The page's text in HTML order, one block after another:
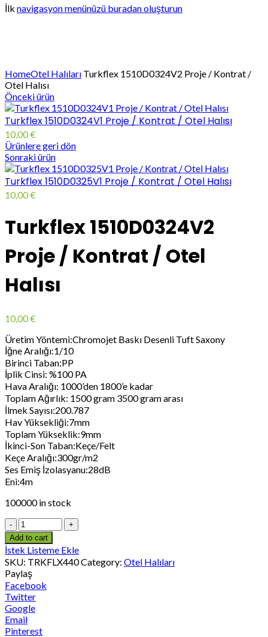
İlk navigasyon menünüzü buradan oluşturun
HomeOtel Halıları Turkflex 1510D0324V2 Proje / Kontrat /
Otel Halısı
Önceki ürün
Turkflex 1510D0324V1 Proje / Kontrat / Otel Halısı
10,00€
Ürünlere geri dön
Sonraki ürün
Turkflex 1510D0325V1 Proje / Kontrat / Otel Halısı
10,00€
Turkflex 1510D0324V2
Proje / Kontrat / Otel
Halısı
10,00€
Üretim Yöntemi:Chromojet Baskı Desenli Tuft Saxony
İğne Aralığı:1/10
Birinci Taban:PP
İplik Cinsi: %100 PA
Hava Aralığı: 1000’den 1800’e kadar
Toplam Ağırlık: 1500 gram 3500 gram arası
İlmek Sayısı:200.787
Hav Yüksekliği:7mm
Toplam Yükseklik:9mm
İkinci-Son Taban:Keçe/Felt
Keçe Aralığı:300gr/m2
Ses Emiş İzolasyanu:28dB
Eni:4m
100000 in stock
Add to cart
İstek Listeme Ekle
SKU: TRKFLX440Category: Otel Halıları
Paylaş
Facebook
Twitter
Google
Email
Pinterest